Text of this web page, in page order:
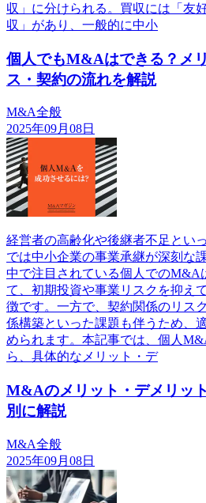
収」に分けられる。買収には「友
収」があり、一般的に中小
個人でもM&Aはできる？メ
ス・契約の流れを解説
M&A全般
2025年09月08日
経営者の高齢化や後継者不足とい
では中小企業の事業承継が深刻な
中で注目されている個人でのM&A
て、初期投資や事業リスクを抑え
徴です。一方で、契約関係のリス
係構築といった課題も伴うため、
められます。本記事では、個人
ら、具体的なメリット・デ
M&Aのメリット・デメリッ
別に解説
M&A全般
2025年09月08日